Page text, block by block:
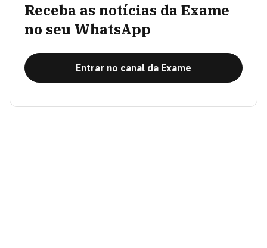
Receba as notícias da Exame
no seu WhatsApp
Entrar no canal da Exame